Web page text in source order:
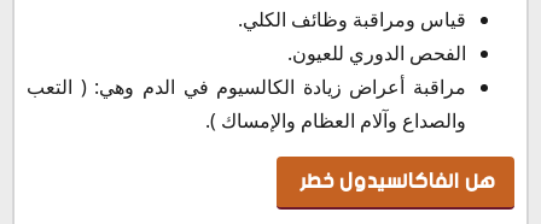
قياس ومراقبة وظائف الكلي.
الفحص الدوري للعيون.
مراقبة أعراض زيادة الكالسيوم في الدم وهي: ( التعب
والصداع وآلام العظام والإمساك ).
هل الفاكالسيدول خطر